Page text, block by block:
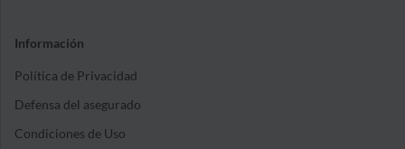
Información
Política de Privacidad
Defensa del asegurado
Condiciones de Uso